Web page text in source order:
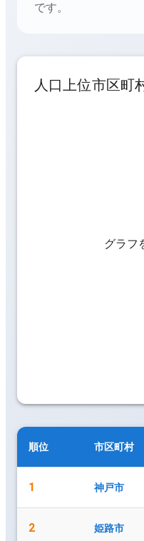
です。
人口上位市区町
グラフ
順位 市区町村
1 神戸市
2 姫路市